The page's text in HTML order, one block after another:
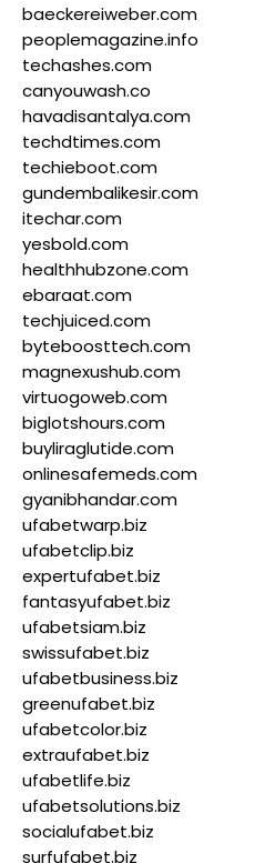
baeckereiweber.com
peoplemagazine.info
techashes.com
canyouwash.co
havadisantalya.com
techdtimes.com
techieboot.com
gundembalikesir.com
itechar.com
yesbold.com
healthhubzone.com
ebaraat.com
techjuiced.com
byteboosttech.com
magnexushub.com
virtuogoweb.com
biglotshours.com
buyliraglutide.com
onlinesafemeds.com
gyanibhandar.com
ufabetwarp.biz
ufabetclip.biz
expertufabet.biz
fantasyufabet.biz
ufabetsiam.biz
swissufabet.biz
ufabetbusiness.biz
greenufabet.biz
ufabetcolor.biz
extraufabet.biz
ufabetlife.biz
ufabetsolutions.biz
socialufabet.biz
surfufabet.biz